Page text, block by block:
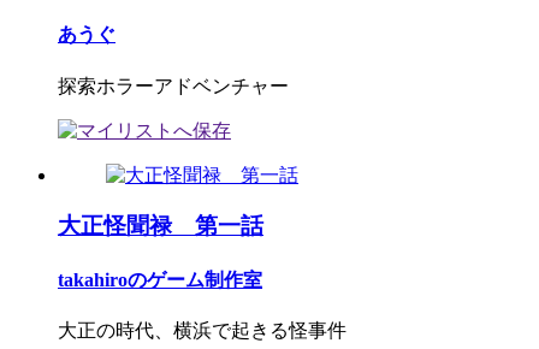
あうぐ
探索ホラーアドベンチャー
大正怪聞禄 第一話
takahiroのゲーム制作室
大正の時代、横浜で起きる怪事件